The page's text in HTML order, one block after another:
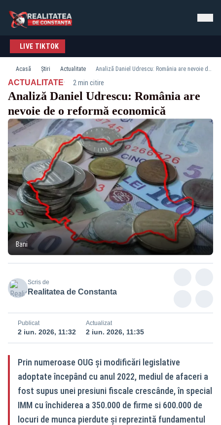
LIVE TIKTOK
Acasă Știri Actualitate Analiză Daniel Udrescu: România are nevoie de o reformă economică
ACTUALITATE· 2 min citire
Analiză Daniel Udrescu: România are
nevoie de o reformă economică
Bani
Scris de
Realitatea de Constanta
Publicat
2 iun. 2026, 11:32
Actualizat
2 iun. 2026, 11:35
Prin numeroase OUG și modificări legislative
adoptate începând cu anul 2022, mediul de afaceri a
fost supus unei presiuni fiscale crescânde, în special
IMM cu închiderea a 350.000 de firme si 600.000 de
locuri de munca pierdute și reprezintă fundamentul